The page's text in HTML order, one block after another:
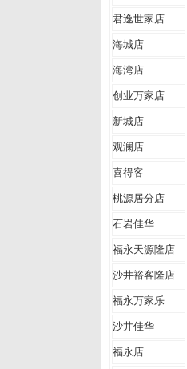
君逸世家店
海城店
海湾店
创业万家店
新城店
观澜店
喜得客
桃源居分店
石岩佳华
福永天源隆店
沙井裕客隆店
福永万家乐
沙井佳华
福永店